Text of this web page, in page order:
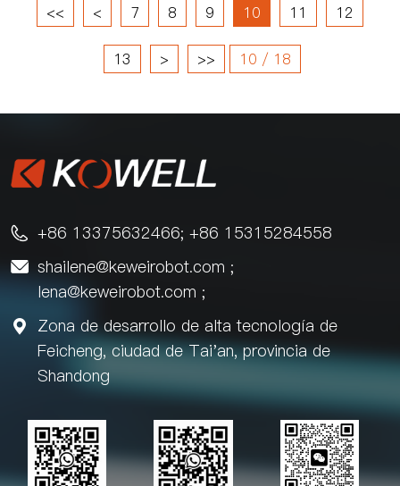
<< < 7 8 9 10 11 12
13 > >> 10 / 18
 +86 13375632466; +86 15315284558
 shailene@keweirobot.com ;
lena@keweirobot.com ;

Zona de desarrollo de alta tecnología de
Feicheng, ciudad de Tai'an, provincia de
Shandong